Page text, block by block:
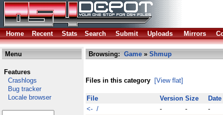
Home Recent Stats Search Submit Uploads Mirrors
Menu
Features
Crashlogs
Bug tracker
Locale browser
Browsing: Game » Shmup
Files in this category [View flat]
File Version Size
Date
<- /
- -
-